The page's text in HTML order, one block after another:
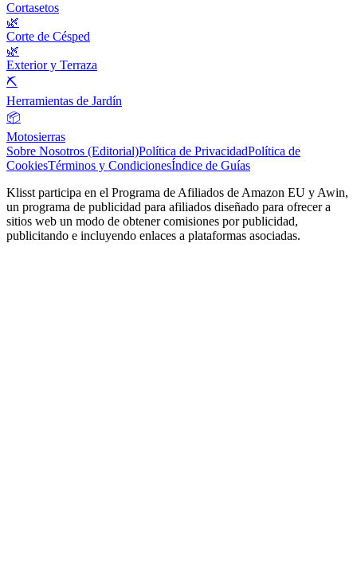
Cortasetos
🌿
Corte de Césped
🌿
Exterior y Terraza
⛏️
Herramientas de Jardín
📦
Motosierras
Sobre Nosotros (Editorial)Política de PrivacidadPolítica de
CookiesTérminos y CondicionesÍndice de Guías
Klisst participa en el Programa de Afiliados de Amazon EU y Awin,
un programa de publicidad para afiliados diseñado para ofrecer a
sitios web un modo de obtener comisiones por publicidad,
publicitando e incluyendo enlaces a plataformas asociadas.